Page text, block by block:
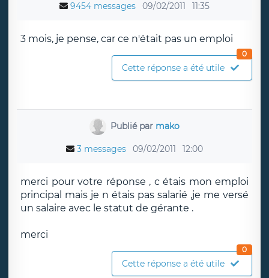
9454 messages 09/02/2011 11:35
3 mois, je pense, car ce n'était pas un emploi
Cette réponse a été utile
0
Publié par mako
3 messages 09/02/2011 12:00
merci pour votre réponse , c étais mon emploi
principal mais je n étais pas salarié ,je me versé
un salaire avec le statut de gérante .
merci
Cette réponse a été utile
0